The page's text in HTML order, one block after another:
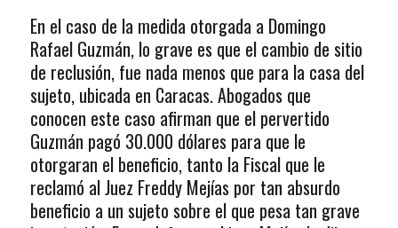
En el caso de la medida otorgada a Domingo
Rafael Guzmán, lo grave es que el cambio de sitio
de reclusión, fue nada menos que para la casa del
sujeto, ubicada en Caracas. Abogados que
conocen este caso afirman que el pervertido
Guzmán pagó 30.000 dólares para que le
otorgaran el beneficio, tanto la Fiscal que le
reclamó al Juez Freddy Mejías por tan absurdo
beneficio a un sujeto sobre el que pesa tan grave